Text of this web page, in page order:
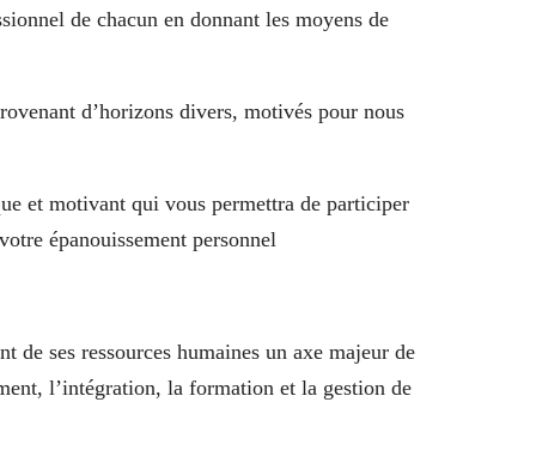
de chacun en donnant les moyens de
d’horizons divers, motivés pour nous
et motivant qui vous permettra de participer
épanouissement personnel
de ses ressources humaines un axe majeur de
l’intégration, la formation et la gestion de